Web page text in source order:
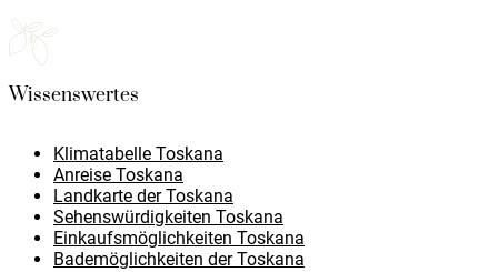
Wissenswertes
Klimatabelle Toskana
Anreise Toskana
Landkarte der Toskana
Sehenswürdigkeiten Toskana
Einkaufsmöglichkeiten Toskana
Bademöglichkeiten der Toskana